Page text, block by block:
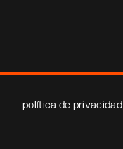
política de privacidad